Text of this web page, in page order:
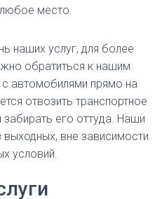
место.
наших услуг, для более
обратиться к нашим
автомобилями прямо на
отвозить транспортное
его оттуда. Наши
вне зависимости
условий.